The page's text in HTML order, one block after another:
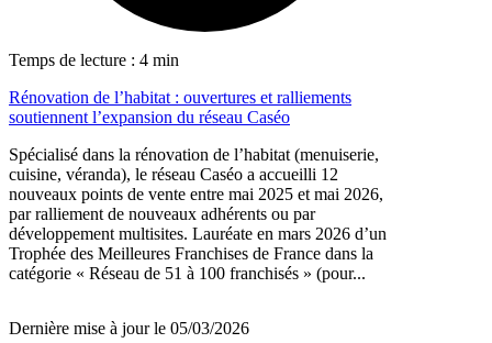
Temps de lecture : 4 min
Rénovation de l’habitat : ouvertures et ralliements
soutiennent l’expansion du réseau Caséo
Spécialisé dans la rénovation de l’habitat (menuiserie,
cuisine, véranda), le réseau Caséo a accueilli 12
nouveaux points de vente entre mai 2025 et mai 2026,
par ralliement de nouveaux adhérents ou par
développement multisites. Lauréate en mars 2026 d’un
Trophée des Meilleures Franchises de France dans la
catégorie « Réseau de 51 à 100 franchisés » (pour...
Dernière mise à jour le 05/03/2026